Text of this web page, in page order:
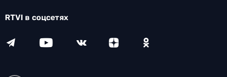
RTVI в соцсетях